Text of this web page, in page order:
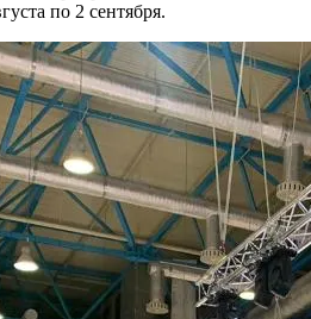
по 2 сентября.